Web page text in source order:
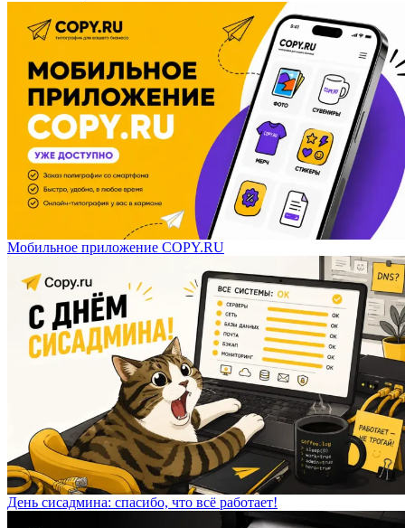
Мобильное приложение COPY.RU
День сисадмина: спасибо, что всё работает!